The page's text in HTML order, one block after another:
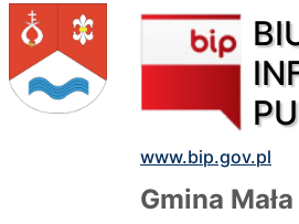
www.bip.gov.pl
Gmina